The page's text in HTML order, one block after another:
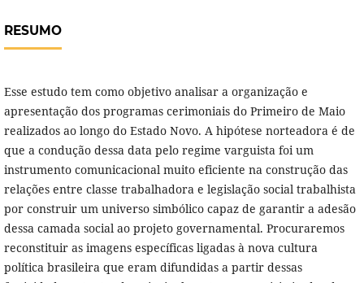
RESUMO
Esse estudo tem como objetivo analisar a organização e
apresentação dos programas cerimoniais do Primeiro de Maio
realizados ao longo do Estado Novo. A hipótese norteadora é de
que a condução dessa data pelo regime varguista foi um
instrumento comunicacional muito eficiente na construção das
relações entre classe trabalhadora e legislação social trabalhista
por construir um universo simbólico capaz de garantir a adesão
dessa camada social ao projeto governamental. Procuraremos
reconstituir as imagens específicas ligadas à nova cultura
política brasileira que eram difundidas a partir dessas